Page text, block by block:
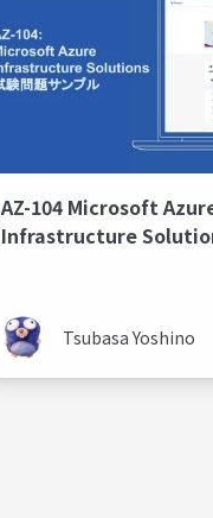
AZ-104 Microsoft
Infrastructure
Tsubasa Yoshino